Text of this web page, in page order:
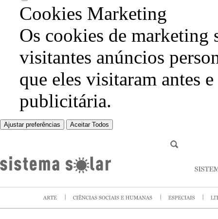
Cookies Marketing
Os cookies de marketing
visitantes anúncios
que eles visitaram antes
publicitária.
Ajustar preferências Aceitar Todos